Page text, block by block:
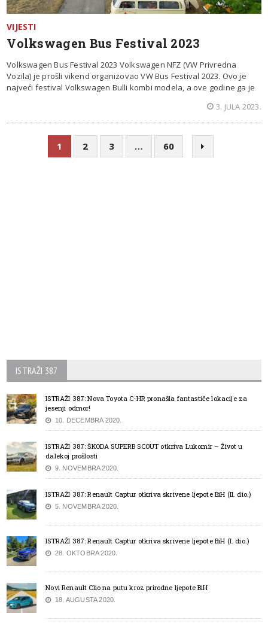
VIJESTI
Volkswagen Bus Festival 2023
Volkswagen Bus Festival 2023 Volkswagen NFZ (VW Privredna
Vozila) je prošli vikend organizovao VW Bus Festival 2023. Ovo je
najveći festival Volkswagen Bulli kombi modela, a ove godine ga je
3. JULA 2023.
1 2 3 … 60
ISTRAŽI 387
ISTRAŽI 387: Nova Toyota C-HR pronašla fantastiče lokacije za
jesenji odmor!
10. DECEMBRA 2020.
ISTRAŽI 387: ŠKODA SUPERB SCOUT otkriva Lukomir – Život u
dalekoj prošlosti
9. NOVEMBRA 2020.
ISTRAŽI 387: Renault Captur otkriva skrivene ljepote BiH (II. dio.)
5. NOVEMBRA 2020.
ISTRAŽI 387: Renault Captur otkriva skrivene ljepote BiH (I. dio.)
28. OKTOBRA 2020.
Novi Renault Clio na putu kroz prirodne ljepote BiH
18. AUGUSTA 2020.